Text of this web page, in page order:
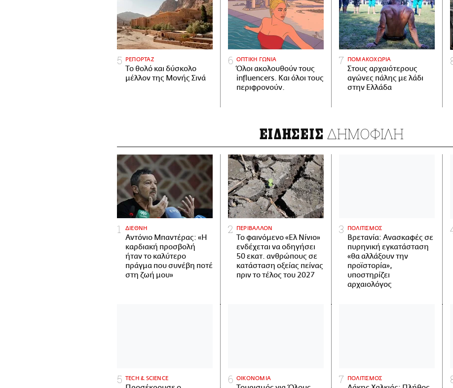
ΡΕΠΟΡΤΑΖ
Το θολό και δύσκολο
μέλλον της Μονής Σινά
ΟΠΤΙΚΗ ΓΩΝΙΑ
Όλοι ακολουθούν τους
influencers. Και όλοι τους
περιφρονούν.
ΠΟΜΑΚΟΧΩΡΙΑ
Στους αρχαιότερους
αγώνες πάλης με λάδι
στην Ελλάδα
ΕΙΔΗΣΕΙΣ ΔΗΜΟΦΙΛΗ
ΔΙΕΘΝΗ
Αντόνιο Μπαντέρας: «Η
καρδιακή προσβολή
ήταν το καλύτερο
πράγμα που συνέβη ποτέ
στη ζωή μου»
ΠΕΡΙΒΑΛΛΟΝ
Το φαινόμενο «Ελ Νίνιο»
ενδέχεται να οδηγήσει
50 εκατ. ανθρώπους σε
κατάσταση οξείας πείνας
πριν το τέλος του 2027
ΠΟΛΙΤΙΣΜΟΣ
Βρετανία: Ανασκαφές σε
πυρηνική εγκατάσταση
«θα αλλάξουν την
προϊστορία»,
υποστηρίζει
αρχαιολόγος
ΤECH & SCIENCE ΟΙΚΟΝΟΜΙΑ ΠΟΛΙΤΙΣΜΟΣ